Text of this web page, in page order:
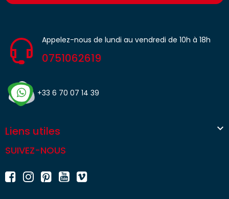
Appelez-nous de lundi au vendredi de 10h à 18h
0751062619
+33 6 70 07 14 39
Liens utiles 
SUIVEZ-NOUS